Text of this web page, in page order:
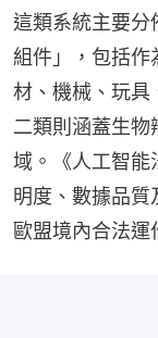
這類系統主要分
組件」，包括作
材、機械、玩具
二類則涵蓋生
域。《人工智能
明度、數據品質
歐盟境內合法運